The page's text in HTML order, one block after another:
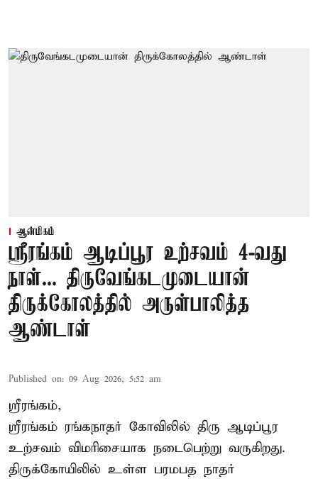
ஆன்மிகம்
ஸ்ரீரங்கம் ஆடிப்பூர உற்சவம் 4-வது
நாள்... திருவேங்கடமுடையான்
திருக்கோலத்தில் அருள்பாலித்த
ஆண்டாள்
Published on: 09 Aug 2026, 5:52 am
ஸ்ரீரங்கம்,
ஸ்ரீரங்கம் ரங்கநாதர் கோவிலில் திரு ஆடிப்பூர
உற்சவம் விமரிசையாக நடைபெற்று வருகிறது.
திருக்கோயிலில் உள்ள பரமபத நாதர்